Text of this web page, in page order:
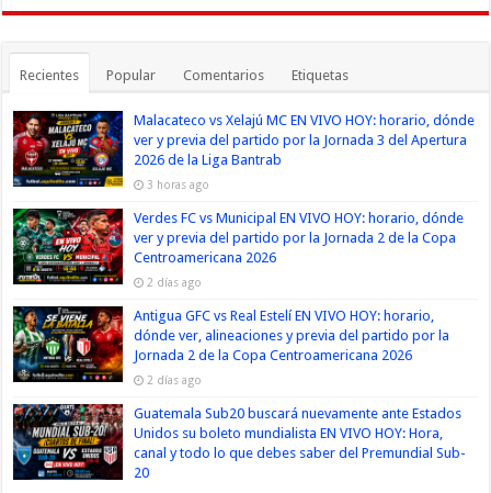
Recientes Popular Comentarios Etiquetas
Malacateco vs Xelajú MC EN VIVO HOY: horario, dónde
ver y previa del partido por la Jornada 3 del Apertura
2026 de la Liga Bantrab
3 horas ago
Verdes FC vs Municipal EN VIVO HOY: horario, dónde
ver y previa del partido por la Jornada 2 de la Copa
Centroamericana 2026
2 días ago
Antigua GFC vs Real Estelí EN VIVO HOY: horario,
dónde ver, alineaciones y previa del partido por la
Jornada 2 de la Copa Centroamericana 2026
2 días ago
Guatemala Sub20 buscará nuevamente ante Estados
Unidos su boleto mundialista EN VIVO HOY: Hora,
canal y todo lo que debes saber del Premundial Sub-
20